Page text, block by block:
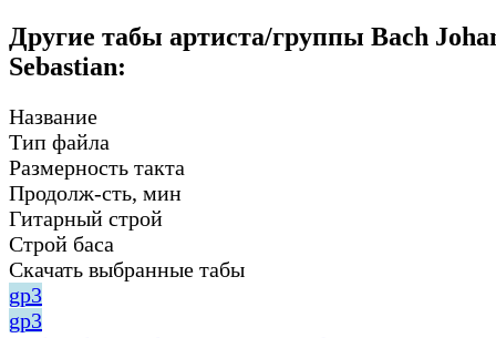
Другие табы артиста/группы Bach
Sebastian:
Название
Тип файла
Размерность такта
Продолж-сть, мин
Гитарный строй
Строй баса
Скачать выбранные табы
gp3
gp3